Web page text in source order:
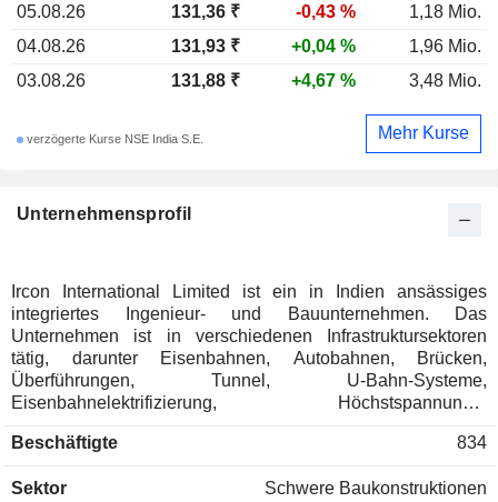
Unternehmensprofil
Ircon International Limited ist ein in Indien ansässiges
integriertes Ingenieur- und Bauunternehmen. Das
Unternehmen ist in verschiedenen Infrastruktursektoren
tätig, darunter Eisenbahnen, Autobahnen, Brücken,
Überführungen, Tunnel, U-Bahn-Systeme,
Eisenbahnelektrifizierung, Höchstspannungs-
Gewerbe- und Wohngebäude sowie
umfasst Engineering, Beschaffung und Bau (EPC),
Beschäftigte 834
Sektor Schwere Baukonstruktionen
05.08.26
131,36 ₹ -0,43 %
1,18 Mio.
04.08.26
131,93 ₹ +0,04 %
1,96 Mio.
03.08.26
131,88 ₹ +4,67 % 3,48 Mio.
verzögerte Kurse NSE India S.E. Mehr Kurse